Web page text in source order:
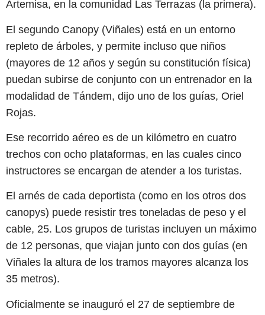
Artemisa, en la comunidad Las Terrazas (la primera).
El segundo Canopy (Viñales) está en un entorno
repleto de árboles, y permite incluso que niños
(mayores de 12 años y según su constitución física)
puedan subirse de conjunto con un entrenador en la
modalidad de Tándem, dijo uno de los guías, Oriel
Rojas.
Ese recorrido aéreo es de un kilómetro en cuatro
trechos con ocho plataformas, en las cuales cinco
instructores se encargan de atender a los turistas.
El arnés de cada deportista (como en los otros dos
canopys) puede resistir tres toneladas de peso y el
cable, 25. Los grupos de turistas incluyen un máximo
de 12 personas, que viajan junto con dos guías (en
Viñales la altura de los tramos mayores alcanza los
35 metros).
Oficialmente se inauguró el 27 de septiembre de